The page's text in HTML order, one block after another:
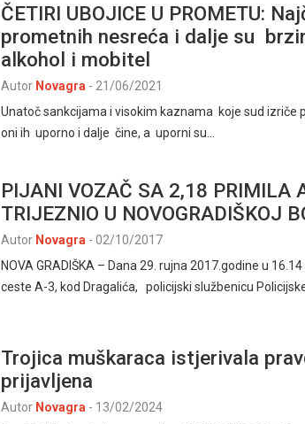
ČETIRI UBOJICE U PROMETU:
prometnih nesreća i dalje su
alkohol i mobitel
Autor Novagra - 21/06/2021
Unatoč sankcijama i visokim kaznama koje sud izriče
oni ih uporno i dalje čine, a uporni su…
PIJANI VOZAČ SA 2,18 PRIMILA
TRIJEZNIO U NOVOGRADIŠKOJ
Autor Novagra - 02/10/2017
NOVA GRADIŠKA – Dana 29. rujna 2017.godine u
ceste A-3, kod Dragalića, policijski službenicu
Trojica muškaraca istjerivala
prijavljena
Autor Novagra - 13/02/2024